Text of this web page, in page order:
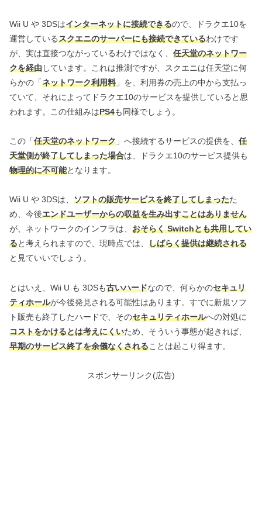
Wii U や 3DSはインターネットに接続できるので、ドラクエ10を
運営しているスクエニのサーバーにも接続できているわけです
が、実は直接つながっているわけではなく、 任天堂のネットワー
クを経由しています。これは推測ですが、スクエニは任天堂に何
らかの「ネットワーク利用料 」を、利用券の売上の中から支払っ
ていて、それによってドラクエ10のサービスを提供していると思
われます。この仕組みはPS4も同様でしょう。
この「任天堂のネットワーク 」へ接続するサービスの提供を、 任
天堂側が終了してしまった場合は、ドラクエ10のサービス提供も
物理的に不可能となります。
Wii U や 3DSは、 ソフトの販売サービスを終了してしまったた
め、今後エンドユーザーからの収益を生み出すことはありません
が、ネットワークのインフラは、 おそらく Switchとも共用してい
ると考えられますので、現時点では、 しばらく提供は継続される
と見ていいでしょう。
とはいえ、Wii U も 3DSも古いハードなので、何らかのセキュリ
ティホールが今後発見される可能性はあります。すでに新規ソフ
ト販売も終了したハードで、そのセキュリティホールへの対処に
コストをかけるとは考えにくいため、そういう事態が起きれば、
早期のサービス終了を余儀なくされることは起こり得ます。
スポンサーリンク(広告)